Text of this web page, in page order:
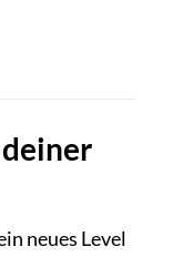
neues Level